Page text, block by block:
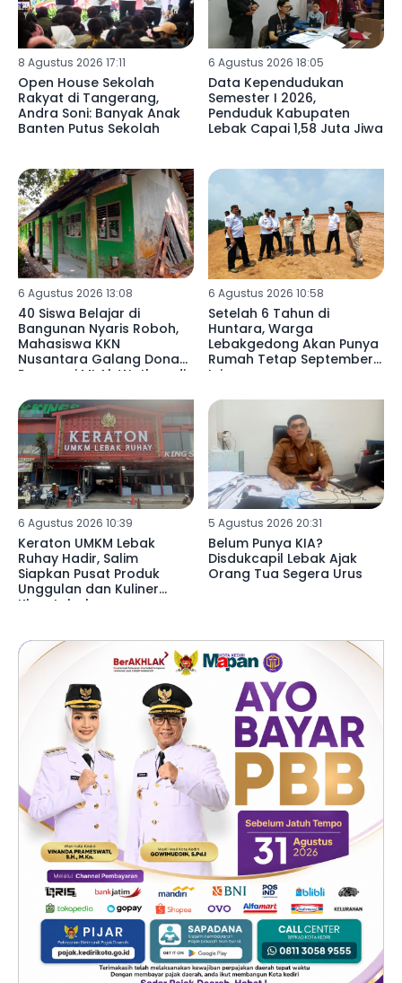
8 Agustus 2026 17:11
Open House Sekolah
Rakyat di Tangerang,
Andra Soni: Banyak Anak
Banten Putus Sekolah
6 Agustus 2026 18:05
Data Kependudukan
Semester I 2026,
Penduduk Kabupaten
Lebak Capai 1,58 Juta Jiwa
6 Agustus 2026 13:08
40 Siswa Belajar di
Bangunan Nyaris Roboh,
Mahasiswa KKN
Nusantara Galang Donasi
Renovasi MI Al-Wathon di
6 Agustus 2026 10:58
Setelah 6 Tahun di
Huntara, Warga
Lebakgedong Akan Punya
Rumah Tetap September
Ini
6 Agustus 2026 10:39
Keraton UMKM Lebak
Ruhay Hadir, Salim
Siapkan Pusat Produk
Unggulan dan Kuliner
Khas Lebak
5 Agustus 2026 20:31
Belum Punya KIA?
Disdukcapil Lebak Ajak
Orang Tua Segera Urus